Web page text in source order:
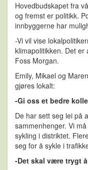
Hovedbudskapet fra
og fremst er politikk.
innbyggerne har
-Vi vil vise
klimapolitikken. Det er
Foss Morgan.
Emily, Mikael og
gjøres lokalt:
-Gi oss et bedre
De har sett seg lei på
sammenhenger. Vi
sykling i distriktet.
seg for å sykle i
-Det skal være trygt